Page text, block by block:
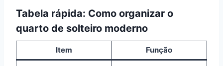
Tabela rápida: Como organizar o
quarto de solteiro moderno
Item Função